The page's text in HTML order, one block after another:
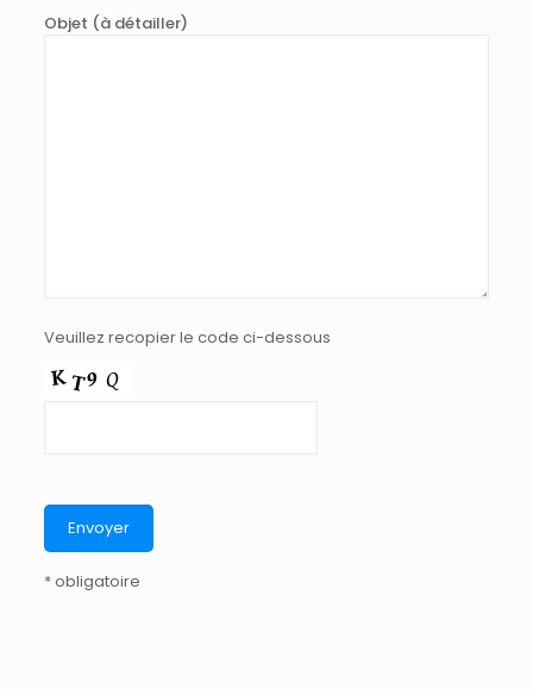
Objet (à détailler)
Veuillez recopier le code ci-dessous
* obligatoire